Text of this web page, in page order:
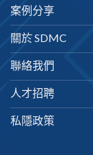
案例分享
關於 SDMC
聯絡我們
人才招聘
私隱政策